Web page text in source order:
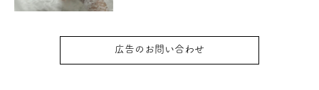
広告のお問い合わせ